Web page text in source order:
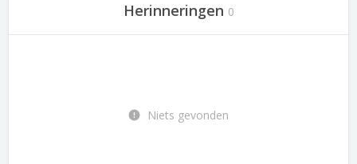
Herinneringen 0
Niets gevonden